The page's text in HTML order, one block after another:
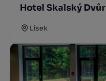
Hotel Skalský Dvůr
Lísek